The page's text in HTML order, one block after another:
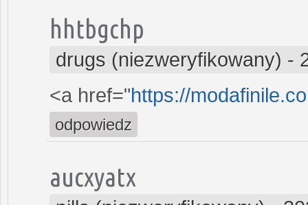
hhtbgchp
drugs (niezweryfikowany) -
<a href="https://
odpowiedz
aucxyatx